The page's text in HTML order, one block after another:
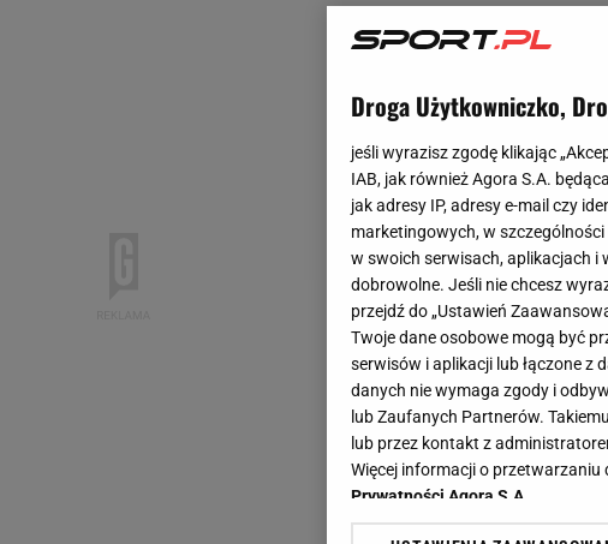
Droga Użytkowniczko,
jeśli wyrazisz zgodę klikając
IAB, jak również Agora S.A.
jak adresy IP, adresy e-mail czy
marketingowych, w
w swoich serwisach, aplikacjach i
dobrowolne. Jeśli nie chcesz
przejdź do „Ustawień
Twoje dane osobowe mogą być
serwisów i aplikacji lub łączone z
danych nie wymaga zgody i
lub Zaufanych Partnerów.
lub przez kontakt z
Więcej informacji o
Prywatności Agora S.A.